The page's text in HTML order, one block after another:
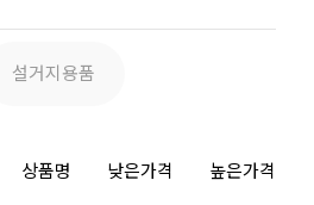
설거지용품
상품명 낮은가격 높은가격